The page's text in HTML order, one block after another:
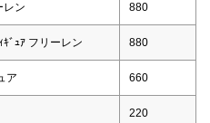
レン 880
ﾞｭｱ フリーレン 880
ア 660
220